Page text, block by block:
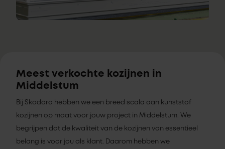
Meest verkochte kozijnen in
Middelstum
Bij Skodora hebben we een breed scala aan kunststof
kozijnen op maat voor jouw project in Middelstum. We
begrijpen dat de kwaliteit van de kozijnen van essentieel
belang is voor jou als klant. Daarom hebben we